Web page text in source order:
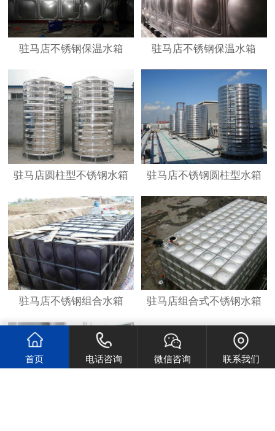
驻马店不锈钢保温水箱 驻马店不锈钢保温水箱
驻马店圆柱型不锈钢水箱 驻马店不锈钢圆柱型水箱
驻马店不锈钢组合水箱 驻马店组合式不锈钢水箱
首页 电话咨询 微信咨询 联系我们